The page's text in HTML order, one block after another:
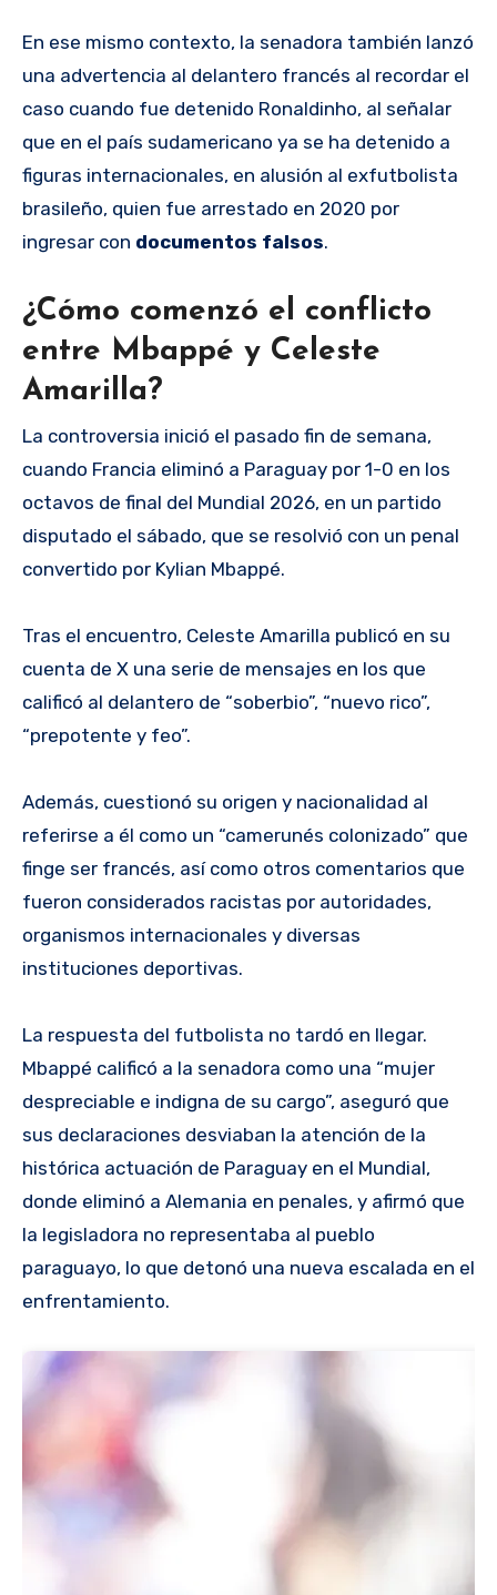
En ese mismo contexto, la senadora también lanzó
una advertencia al delantero francés al recordar el
caso cuando fue detenido Ronaldinho, al señalar
que en el país sudamericano ya se ha detenido a
figuras internacionales, en alusión al exfutbolista
brasileño, quien fue arrestado en 2020 por
ingresar con documentos falsos.
¿Cómo comenzó el conflicto
entre Mbappé y Celeste
Amarilla?
La controversia inició el pasado fin de semana,
cuando Francia eliminó a Paraguay por 1-0 en los
octavos de final del Mundial 2026, en un partido
disputado el sábado, que se resolvió con un penal
convertido por Kylian Mbappé.
Tras el encuentro, Celeste Amarilla publicó en su
cuenta de X una serie de mensajes en los que
calificó al delantero de “soberbio”, “nuevo rico”,
“prepotente y feo”.
Además, cuestionó su origen y nacionalidad al
referirse a él como un “camerunés colonizado” que
finge ser francés, así como otros comentarios que
fueron considerados racistas por autoridades,
organismos internacionales y diversas
instituciones deportivas.
La respuesta del futbolista no tardó en llegar.
Mbappé calificó a la senadora como una “mujer
despreciable e indigna de su cargo”, aseguró que
sus declaraciones desviaban la atención de la
histórica actuación de Paraguay en el Mundial,
donde eliminó a Alemania en penales, y afirmó que
la legisladora no representaba al pueblo
paraguayo, lo que detonó una nueva escalada en el
enfrentamiento.